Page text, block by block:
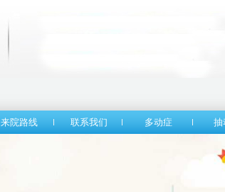
来院路线 联系我们 多动症 抽